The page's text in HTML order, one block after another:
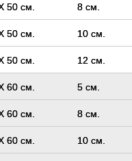
50 см. 8 см.
50 см. 10 см.
50 см. 12 см.
60 см. 5 см.
60 см. 8 см.
60 см. 10 см.